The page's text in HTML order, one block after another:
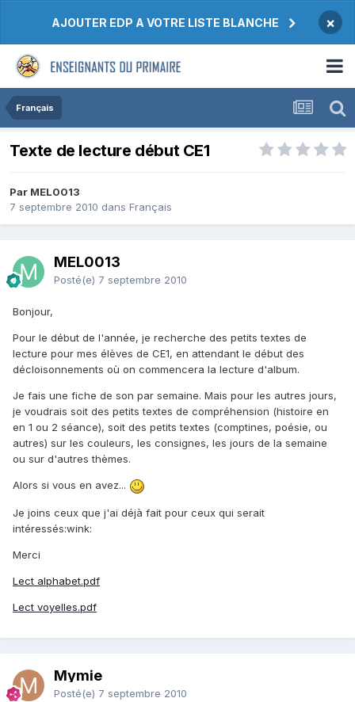
AJOUTER EDP A VOTRE LISTE BLANCHE ×
Français
Texte de lecture début CE1
Par MEL0013
7 septembre 2010 dans Français
MEL0013
Posté(e) 7 septembre 2010
Bonjour,
Pour le début de l'année, je recherche des petits textes de
lecture pour mes élèves de CE1, en attendant le début des
décloisonnements où on commencera la lecture d'album.
Je fais une fiche de son par semaine. Mais pour les autres jours,
je voudrais soit des petits textes de compréhension (histoire en
en 1 ou 2 séance), soit des petits textes (comptines, poésie, ou
autres) sur les couleurs, les consignes, les jours de la semaine
ou sur d'autres thèmes.
Alors si vous en avez...
Je joins ceux que j'ai déjà fait pour ceux qui serait
intéressés:wink:
Merci
Lect alphabet.pdf
Lect voyelles.pdf
Mymie
Posté(e) 7 septembre 2010